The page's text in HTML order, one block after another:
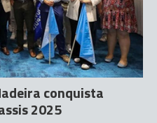
conquista
2025